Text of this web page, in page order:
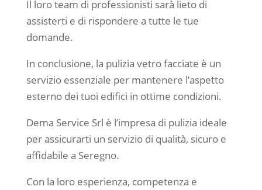
Il loro team di professionisti sarà lieto di
assisterti e di rispondere a tutte le tue
domande.
In conclusione, la pulizia vetro facciate è un
servizio essenziale per mantenere l’aspetto
esterno dei tuoi edifici in ottime condizioni.
Dema Service Srl è l’impresa di pulizia ideale
per assicurarti un servizio di qualità, sicuro e
affidabile a Seregno.
Con la loro esperienza, competenza e